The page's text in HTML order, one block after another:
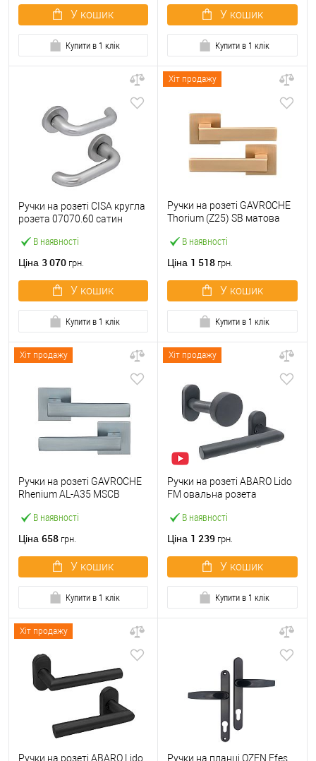
У кошик
Купити в 1 клік
У кошик
Купити в 1 клік
В наявності
Ручки на розеті CISA кругла
розета 07070.60 сатин
Ціна 3 070 грн.
У кошик
Купити в 1 клік
Хіт продажу
В наявності
Ручки на розеті GAVROCHE
Thorium (Z25) SB матова
Ціна 1 518 грн.
У кошик
Купити в 1 клік
Хіт продажу
В наявності
Ручки на розеті GAVROCHE
Rhenium AL-A35 MSCB
Ціна 658 грн.
У кошик
Купити в 1 клік
Хіт продажу
В наявності
Ручки на розеті ABARO Lido
FM овальна розета
антрацит
Ціна 1 239 грн.
У кошик
Купити в 1 клік
Хіт продажу
Ручки на розеті ABARO Lido Ручки на планці OZEN Efes